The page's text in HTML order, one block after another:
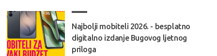
Najbolji mobiteli 2026. - besplatno
digitalno izdanje Bugovog ljetnog
priloga